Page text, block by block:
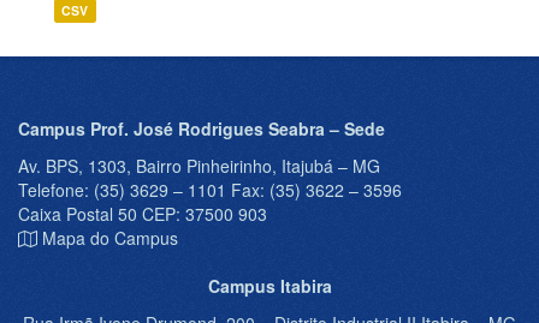
CSV
Campus Prof. José Rodrigues Seabra – Sede
Av. BPS, 1303, Bairro Pinheirinho, Itajubá – MG
Telefone: (35) 3629 – 1101 Fax: (35) 3622 – 3596
Caixa Postal 50 CEP: 37500 903
Mapa do Campus
Campus Itabira